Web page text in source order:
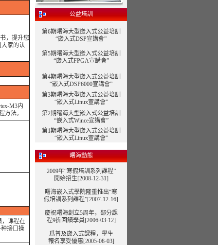
公益培訓
第6期曙海大型嵌入式公益培訓
“嵌入式DSP宣講會”
第5期曙海大型嵌入式公益培訓
“嵌入式FPGA宣講會”
第4期曙海大型嵌入式公益培訓
“嵌入式DSP6000宣講會”
第3期曙海大型嵌入式公益培訓
“嵌入式Linux宣講會”
第2期曙海大型嵌入式公益培訓
“嵌入式Wince宣講會”
第1期曙海大型嵌入式公益培訓
“嵌入式Linux宣講會”
曙海動態
2009年“寒假培訓系列課程”
開始招生[2008-12-31]
曙海嵌入式學院隆重推出“寒
假培訓系列課程”[2007-12-16]
慶祝曙海創立5周年，部分課
程9折回饋學員[2006-03-12]
爲普及嵌入式課程，學生
報名享受優惠[2005-08-03]
，提升您
家的认
M3内
方法。
，课程在
接口操